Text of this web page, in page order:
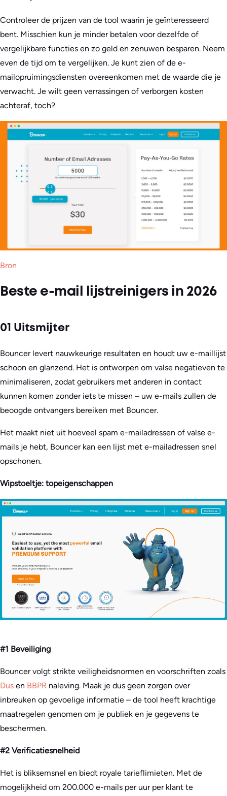
Controleer de prijzen van de tool waarin je geïnteresseerd
bent. Misschien kun je minder betalen voor dezelfde of
vergelijkbare functies en zo geld en zenuwen besparen. Neem
even de tijd om te vergelijken. Je kunt zien of de e-
mailopruimingsdiensten overeenkomen met de waarde die je
verwacht. Je wilt geen verrassingen of verborgen kosten
achteraf, toch?
Bron
Beste e-mail lijstreinigers in 2026
01 Uitsmijter
Bouncer levert nauwkeurige resultaten en houdt uw e-maillijst
schoon en glanzend. Het is ontworpen om valse negatieven te
minimaliseren, zodat gebruikers met anderen in contact
kunnen komen zonder iets te missen – uw e-mails zullen de
beoogde ontvangers bereiken met Bouncer.
Het maakt niet uit hoeveel spam e-mailadressen of valse e-
mails je hebt, Bouncer kan een lijst met e-mailadressen snel
opschonen.
Wipstoeltje: topeigenschappen
#1 Beveiliging
Bouncer volgt strikte veiligheidsnormen en voorschriften zoals
Dus en BBPR naleving. Maak je dus geen zorgen over
inbreuken op gevoelige informatie – de tool heeft krachtige
maatregelen genomen om je publiek en je gegevens te
beschermen.
#2 Verificatiesnelheid
Het is bliksemsnel en biedt royale tarieflimieten. Met de
mogelijkheid om 200.000 e-mails per uur per klant te